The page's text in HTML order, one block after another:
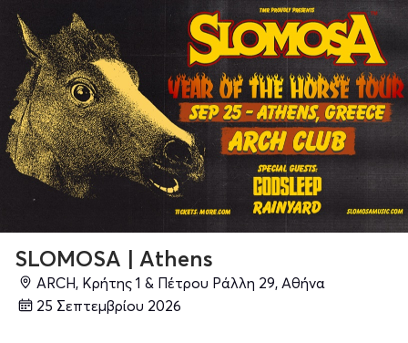
SLOMOSA | Athens
ARCH, Κρήτης 1 & Πέτρου Ράλλη 29, Αθήνα
25 Σεπτεμβρίου 2026